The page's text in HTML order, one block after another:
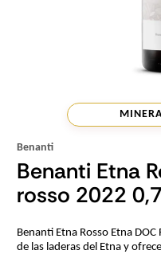
Benanti
Benanti Etna
rosso 2022
Benanti Etna Rosso Etna
de las laderas del Etna y